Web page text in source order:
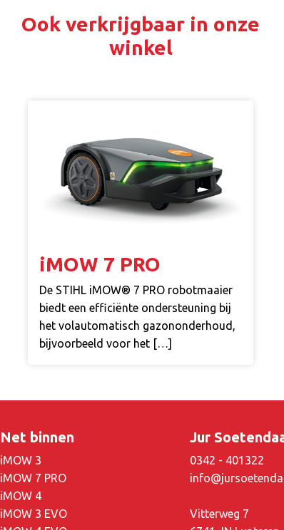
Ook verkrijgbaar in onze
winkel
iMOW 7 PRO
De STIHL iMOW® 7 PRO robotmaaier
biedt een efficiënte ondersteuning bij
het volautomatisch gazononderhoud,
bijvoorbeeld voor het […]
Net binnen
iMOW 3
iMOW 7 PRO
iMOW 4
iMOW 3 EVO
Jur
0342 - 401322
Vitterweg 7